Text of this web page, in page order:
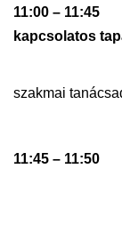
11:00 – 11:45
kapcsolatos
szakmai
11:45 –